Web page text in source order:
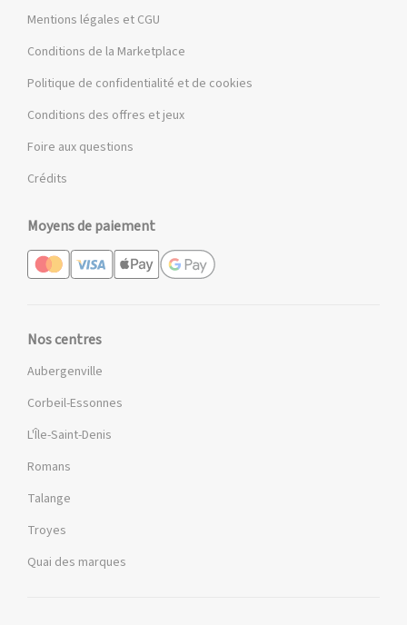
Mentions légales et CGU
Conditions de la Marketplace
Politique de confidentialité et de cookies
Conditions des offres et jeux
Foire aux questions
Crédits
Moyens de paiement
Nos centres
Aubergenville
Corbeil-Essonnes
L'Île-Saint-Denis
Romans
Talange
Troyes
Quai des marques